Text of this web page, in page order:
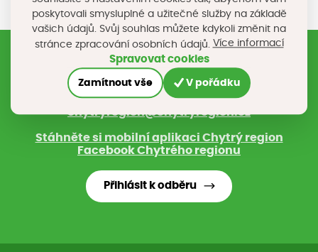
Registrujte si náš newsletter
Nebo nám napište na e-mail
chytryregion@chytryregion.cz
Stáhněte si mobilní aplikaci Chytrý region
Facebook Chytrého regionu
Přihlásit k odběru
poskytovali smysluplné a užitečné služby na základě
vašich údajů. Svůj souhlas můžete kdykoli změnit na
stránce zpracování osobních údajů. Více informací
Spravovat cookies
Zamítnout vše V pořádku